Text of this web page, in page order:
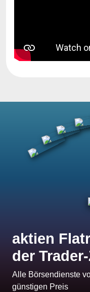
aktien
der
Alle Börsendienste
günstigen Preis